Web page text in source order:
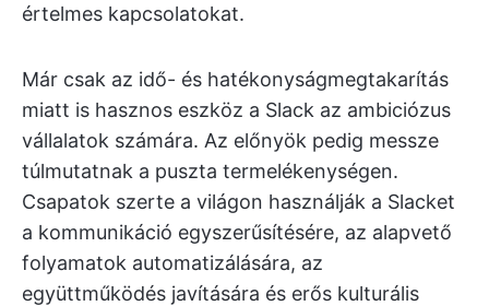
értelmes kapcsolatokat.
Már csak az idő- és hatékonyságmegtakarítás
miatt is hasznos eszköz a Slack az ambiciózus
vállalatok számára. Az előnyök pedig messze
túlmutatnak a puszta termelékenységen.
Csapatok szerte a világon használják a Slacket
a kommunikáció egyszerűsítésére, az alapvető
folyamatok automatizálására, az
együttműködés javítására és erős kulturális